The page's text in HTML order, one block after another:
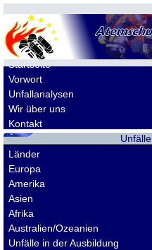
Allgemeines
Startseite
Vorwort
Unfallanalysen
Wir über uns
Kontakt
Unfälle
Länder
Europa
Amerika
Asien
Afrika
Australien/Ozeanien
Unfälle in der Ausbildung